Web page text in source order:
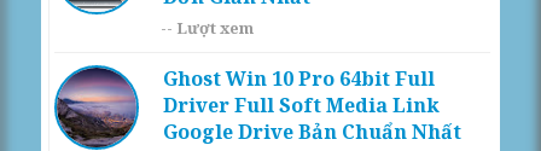
-- Lượt xem
Ghost Win 10 Pro 64bit Full
Driver Full Soft Media Link
Google Drive Bản Chuẩn Nhất